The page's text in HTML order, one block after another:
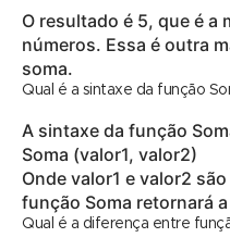
O resultado é 5, que é a
números. Essa é outra
soma.
Qual é a sintaxe da função
A sintaxe da função
Soma (valor1, valor2)
Onde valor1 e valor2
função Soma retornará
Qual é a diferença entre